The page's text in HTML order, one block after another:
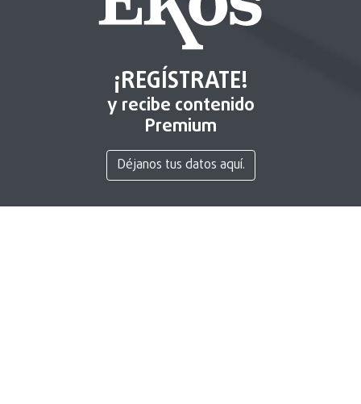
¡REGÍSTRATE!
y recibe contenido
Premium
Déjanos tus datos aquí.